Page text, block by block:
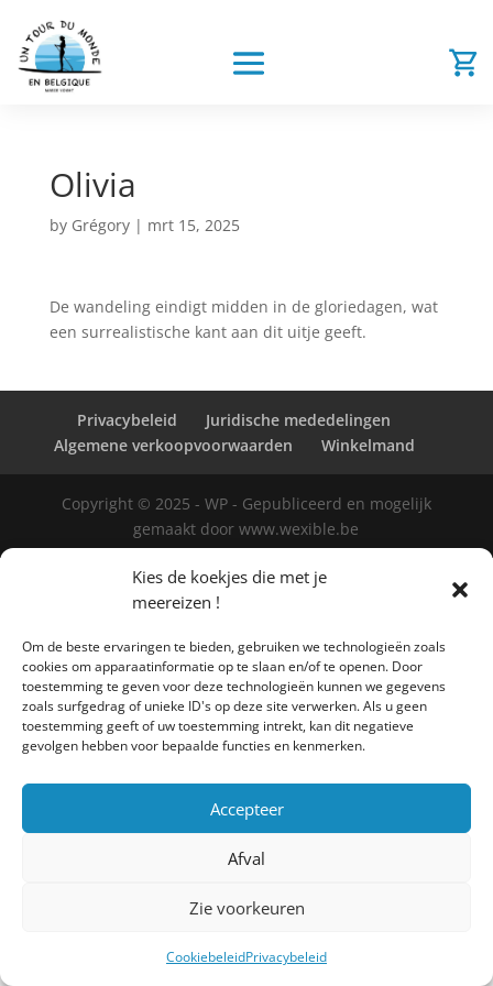
Kies de koekjes die met je
meereizen !
Om de beste ervaringen te bieden, gebruiken we technologieën zoals
cookies om apparaatinformatie op te slaan en/of te openen. Door
toestemming te geven voor deze technologieën kunnen we gegevens
zoals surfgedrag of unieke ID's op deze site verwerken. Als u geen
toestemming geeft of uw toestemming intrekt, kan dit negatieve
gevolgen hebben voor bepaalde functies en kenmerken.
Accepteer
Afval
Zie voorkeuren
CookiebeleidPrivacybeleid
Olivia
by Grégory| mrt 15, 2025
De wandeling eindigt midden in de gloriedagen, wat
een surrealistische kant aan dit uitje geeft.
Privacybeleid
Juridische mededelingen
Algemene verkoopvoorwaarden
Winkelmand
Copyright © 2025 - WP - Gepubliceerd en mogelijk
gemaakt door www.wexible.be